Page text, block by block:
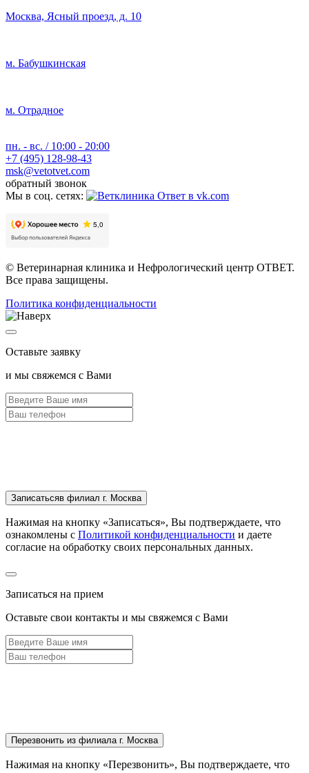
Москва, Ясный проезд, д. 10
м. Бабушкинская
м. Отрадное
пн. - вс. / 10:00 - 20:00
+7 (495) 128-98-43
msk@vetotvet.com
обратный звонок
Мы в соц. сетях:
© Ветеринарная клиника и Нефрологический центр ОТВЕТ.
Все права защищены.
Политика конфиденциальности
Оставьте заявку
и мы свяжемся с Вами
Записатьсяв филиал г. Москва
Нажимая на кнопку «Записаться», Вы подтверждаете, что
ознакомлены с Политикой конфиденциальности и даете
согласие на обработку своих персональных данных.
Записаться на прием
Оставьте свои контакты и мы свяжемся с Вами
Перезвонить из филиала г. Москва
Нажимая на кнопку «Перезвонить», Вы подтверждаете, что